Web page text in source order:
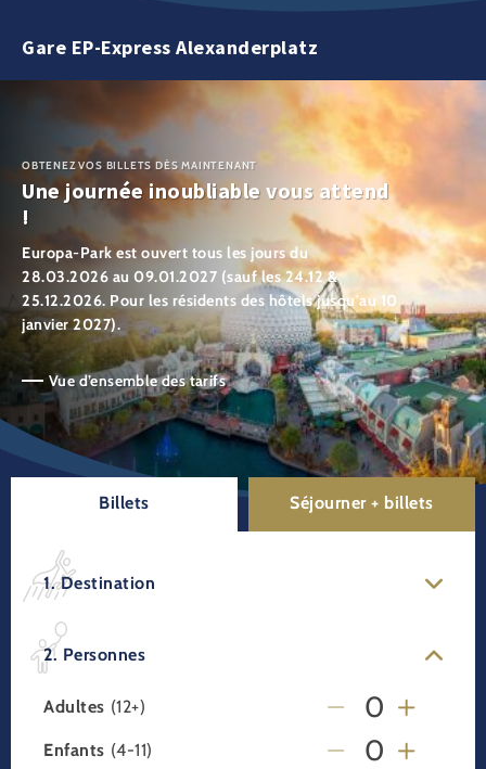
Gare EP-Express Alexanderplatz
OBTENEZ VOS BILLETS DÈS MAINTENANT
Une journée inoubliable vous attend
!
Europa-Park est ouvert tous les jours du
28.03.2026 au 09.01.2027 (sauf les 24.12 &
25.12.2026. Pour les résidents des hôtels jusqu'au 10
janvier 2027).
Vue d’ensemble des tarifs
Billets Séjourner + billets
1. Destination
2. Personnes
Adultes (12+)
Enfants (4-11)